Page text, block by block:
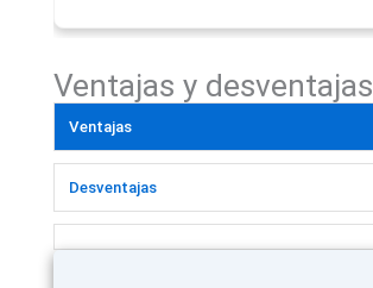
Ventajas y desventajas
Ventajas
Desventajas